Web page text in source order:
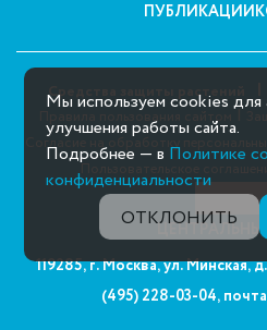
ПУБЛИКАЦИИ
Средства защиты растений
Правила пользования сайтом |
Согласие на обработку
Пользовательское соглашение
119285, г. Москва, ул. Минская,
(495) 228-03-04,
Мы используем cookies для
улучшения работы сайта.
Подробнее — в Политике
конфиденциальности
ОТКЛОНИТЬ